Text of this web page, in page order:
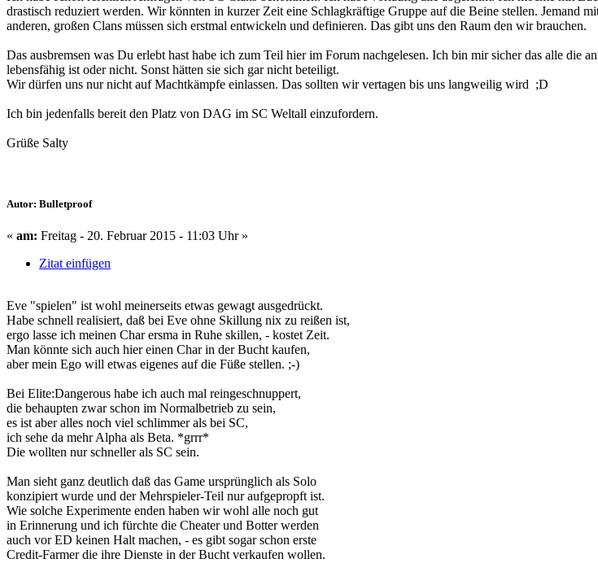
drastisch reduziert werden. Wir könnten in kurzer Zeit eine Schlagkräftige Gruppe auf die Beine stellen. Jemand
anderen, großen Clans müssen sich erstmal entwickeln und definieren. Das gibt uns den Raum den wir brauchen.
Das ausbremsen was Du erlebt hast habe ich zum Teil hier im Forum nachgelesen. Ich bin mir sicher das alle die
lebensfähig ist oder nicht. Sonst hätten sie sich gar nicht beteiligt.
Wir dürfen uns nur nicht auf Machtkämpfe einlassen. Das sollten wir vertagen bis uns langweilig wird ;D
Ich bin jedenfalls bereit den Platz von DAG im SC Weltall einzufordern.
Grüße Salty
Autor: Bulletproof
« am: Freitag - 20. Februar 2015 - 11:03 Uhr »
Zitat einfügen
Eve "spielen" ist wohl meinerseits etwas gewagt ausgedrückt.
Habe schnell realisiert, daß bei Eve ohne Skillung nix zu reißen ist,
ergo lasse ich meinen Char ersma in Ruhe skillen, - kostet Zeit.
Man könnte sich auch hier einen Char in der Bucht kaufen,
aber mein Ego will etwas eigenes auf die Füße stellen. ;-)
Bei Elite:Dangerous habe ich auch mal reingeschnuppert,
die behaupten zwar schon im Normalbetrieb zu sein,
es ist aber alles noch viel schlimmer als bei SC,
ich sehe da mehr Alpha als Beta. *grrr*
Die wollten nur schneller als SC sein.
Man sieht ganz deutlich daß das Game ursprünglich als Solo
konzipiert wurde und der Mehrspieler-Teil nur aufgepropft ist.
Wie solche Experimente enden haben wir wohl alle noch gut
in Erinnerung und ich fürchte die Cheater und Botter werden
auch vor ED keinen Halt machen, - es gibt sogar schon erste
Credit-Farmer die ihre Dienste in der Bucht verkaufen wollen.